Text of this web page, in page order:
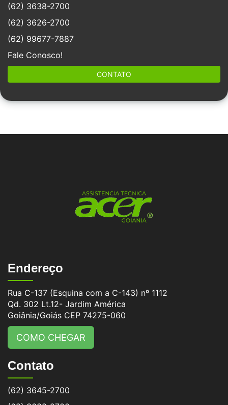
(62) 3638-2700
(62) 3626-2700
(62) 99677-7887
Fale Conosco!
CONTATO
Endereço
Rua C-137 (Esquina com a C-143) nº 1112
Qd. 302 Lt.12- Jardim América
Goiânia/Goiás CEP 74275-060
COMO CHEGAR
Contato
(62) 3645-2700